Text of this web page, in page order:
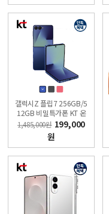
갤럭시Z 플립7 256GB/5
12GB 비밀특가폰 KT 온
라인샵
1,485,000원 199,000
원